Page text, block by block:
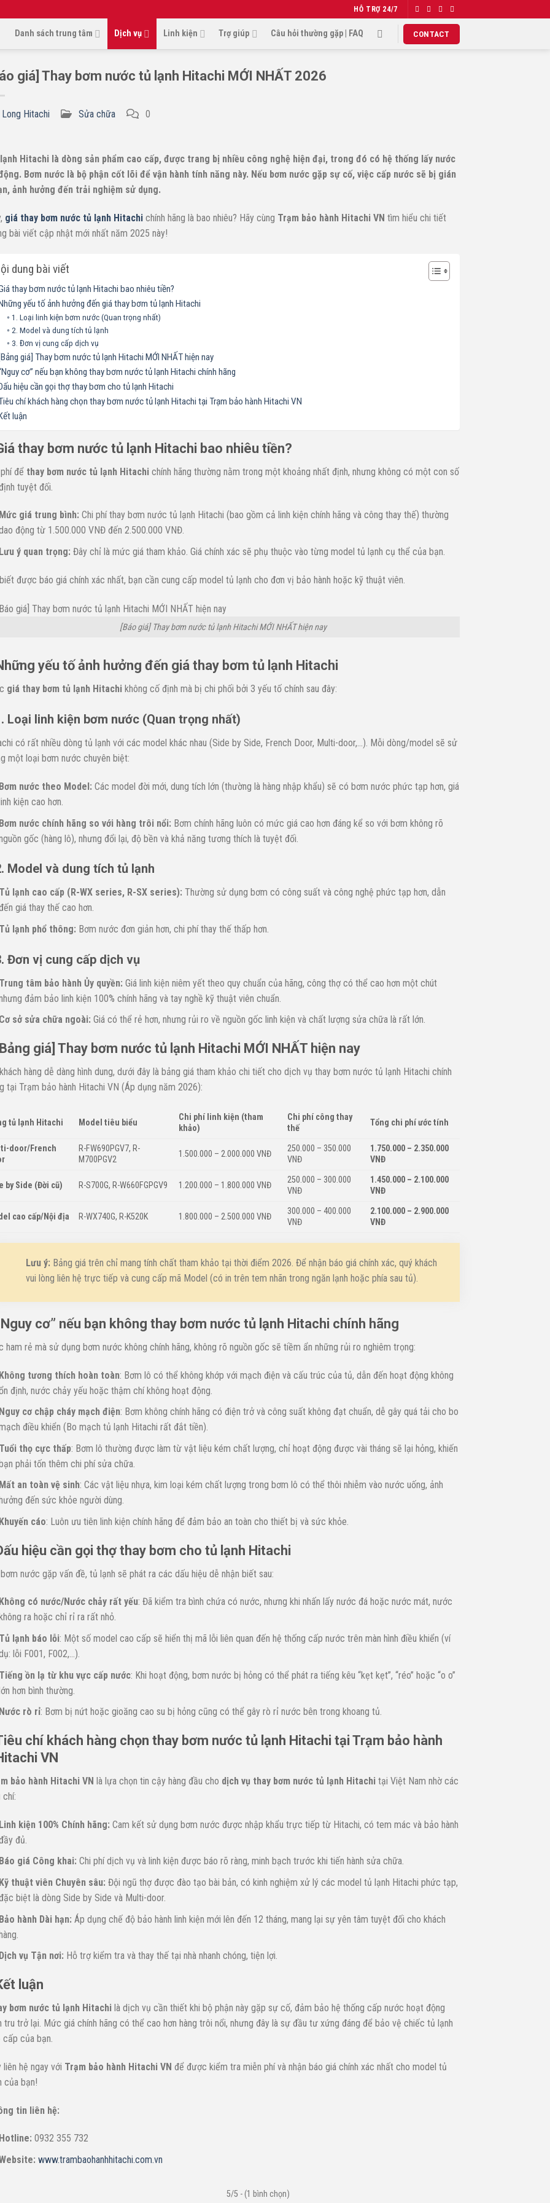
HỖ TRỢ 24/7
Danh sách trung tâm Dịch vụ Linh kiện Trợ giúp Câu hỏi thường gặp | FAQ CONTACT
giá] Thay bơm nước tủ lạnh Hitachi MỚI NHẤT 2026
Long Hitachi Sửa chữa 0
Hitachi là dòng sản phẩm cao cấp, được trang bị nhiều công nghệ hiện đại, trong đó có hệ thống lấy nước
Bơm nước là bộ phận cốt lõi để vận hành tính năng này. Nếu bơm nước gặp sự cố, việc cấp nước sẽ bị gián
ảnh hưởng đến trải nghiệm sử dụng.
giá thay bơm nước tủ lạnh Hitachichính hãng là bao nhiêu? Hãy cùng Trạm bảo hành Hitachi VN tìm hiểu chi tiết
bài viết cập nhật mới nhất năm 2025 này!
dung bài viết
thay bơm nước tủ lạnh Hitachi bao nhiêu tiền?
yếu tố ảnh hưởng đến giá thay bơm tủ lạnh Hitachi
1. Loại linh kiện bơm nước (Quan trọng nhất)
2. Model và dung tích tủ lạnh
3. Đơn vị cung cấp dịch vụ
giá] Thay bơm nước tủ lạnh Hitachi MỚI NHẤT hiện nay
cơ” nếu bạn không thay bơm nước tủ lạnh Hitachi chính hãng
hiệu cần gọi thợ thay bơm cho tủ lạnh Hitachi
chí khách hàng chọn thay bơm nước tủ lạnh Hitachi tại Trạm bảo hành Hitachi VN
luận
thay bơm nước tủ lạnh Hitachi bao nhiêu tiền?
để thay bơm nước tủ lạnh Hitachichính hãng thường nằm trong một khoảng nhất định, nhưng không có một con số
tuyệt đối.
giá trung bình: Chi phí thay bơm nước tủ lạnh Hitachi (bao gồm cả linh kiện chính hãng và công thay thế) thường
động từ 1.500.000 VNĐ đến 2.500.000 VNĐ.
ý quan trọng: Đây chỉ là mức giá tham khảo. Giá chính xác sẽ phụ thuộc vào từng model tủ lạnh cụ thể của bạn.
được báo giá chính xác nhất, bạn cần cung cấp model tủ lạnh cho đơn vị bảo hành hoặc kỹ thuật viên.
[Báo giá] Thay bơm nước tủ lạnh Hitachi MỚI NHẤT hiện nay
yếu tố ảnh hưởng đến giá thay bơm tủ lạnh Hitachi
giá thay bơm tủ lạnh Hitachikhông cố định mà bị chi phối bởi 3 yếu tố chính sau đây:
Loại linh kiện bơm nước (Quan trọng nhất)
có rất nhiều dòng tủ lạnh với các model khác nhau (Side by Side, French Door, Multi-door,…). Mỗi dòng/model sẽ sử
một loại bơm nước chuyên biệt:
nước theo Model: Các model đời mới, dung tích lớn (thường là hàng nhập khẩu) sẽ có bơm nước phức tạp hơn, giá
kiện cao hơn.
nước chính hãng so với hàng trôi nổi: Bơm chính hãng luôn có mức giá cao hơn đáng kể so với bơm không rõ
gốc (hàng lô), nhưng đổi lại, độ bền và khả năng tương thích là tuyệt đối.
Model và dung tích tủ lạnh
lạnh cao cấp (R-WX series, R-SX series): Thường sử dụng bơm có công suất và công nghệ phức tạp hơn, dẫn
giá thay thế cao hơn.
lạnh phổ thông: Bơm nước đơn giản hơn, chi phí thay thế thấp hơn.
Đơn vị cung cấp dịch vụ
tâm bảo hành Ủy quyền: Giá linh kiện niêm yết theo quy chuẩn của hãng, công thợ có thể cao hơn một chút
đảm bảo linh kiện 100% chính hãng và tay nghề kỹ thuật viên chuẩn.
sở sửa chữa ngoài: Giá có thể rẻ hơn, nhưng rủi ro về nguồn gốc linh kiện và chất lượng sửa chữa là rất lớn.
giá] Thay bơm nước tủ lạnh Hitachi MỚI NHẤT hiện nay
hàng dễ dàng hình dung, dưới đây là bảng giá tham khảo chi tiết cho dịch vụ thay bơm nước tủ lạnh Hitachi chính
tại Trạm bảo hành Hitachi VN (Áp dụng năm 2026):
tủ lạnh Hitachi Model tiêu biểu
Chi phí linh kiện (tham
khảo)
Chi phí công thay
thế
Tổng chi phí ước tính
door/French
R-FW690PGV7, R-
M700PGV2
1.500.000 – 2.000.000 VNĐ
250.000 – 350.000
VNĐ
1.750.000 – 2.350.000
VNĐ
by Side (Đời cũ) R-S700G, R-W660FGPGV9 1.200.000 – 1.800.000 VNĐ
250.000 – 300.000
VNĐ
1.450.000 – 2.100.000
VNĐ
cao cấp/Nội địa R-WX740G, R-K520K 1.800.000 – 2.500.000 VNĐ
300.000 – 400.000
VNĐ
2.100.000 – 2.900.000
VNĐ
Lưu ý: Bảng giá trên chỉ mang tính chất tham khảo tại thời điểm 2026. Để nhận báo giá chính xác, quý khách
vui lòng liên hệ trực tiếp và cung cấp mã Model (có in trên tem nhãn trong ngăn lạnh hoặc phía sau tủ).
cơ” nếu bạn không thay bơm nước tủ lạnh Hitachi chính hãng
ham rẻ mà sử dụng bơm nước không chính hãng, không rõ nguồn gốc sẽ tiềm ẩn những rủi ro nghiêm trọng:
tương thích hoàn toàn: Bơm lô có thể không khớp với mạch điện và cấu trúc của tủ, dẫn đến hoạt động không
định, nước chảy yếu hoặc thậm chí không hoạt động.
cơ chập cháy mạch điện: Bơm không chính hãng có điện trở và công suất không đạt chuẩn, dễ gây quá tải cho bo
điều khiển (Bo mạch tủ lạnh Hitachi rất đắt tiền).
thọ cực thấp: Bơm lô thường được làm từ vật liệu kém chất lượng, chỉ hoạt động được vài tháng sẽ lại hỏng, khiến
phải tốn thêm chi phí sửa chữa.
an toàn vệ sinh: Các vật liệu nhựa, kim loại kém chất lượng trong bơm lô có thể thôi nhiễm vào nước uống, ảnh
đến sức khỏe người dùng.
cáo: Luôn ưu tiên linh kiện chính hãng để đảm bảo an toàn cho thiết bị và sức khỏe.
hiệu cần gọi thợ thay bơm cho tủ lạnh Hitachi
nước gặp vấn đề, tủ lạnh sẽ phát ra các dấu hiệu dễ nhận biết sau:
có nước/Nước chảy rất yếu: Đã kiểm tra bình chứa có nước, nhưng khi nhấn lấy nước đá hoặc nước mát, nước
ra hoặc chỉ rỉ ra rất nhỏ.
lạnh báo lỗi: Một số model cao cấp sẽ hiển thị mã lỗi liên quan đến hệ thống cấp nước trên màn hình điều khiển (ví
lỗi F001, F002,…).
ồn lạ từ khu vực cấp nước: Khi hoạt động, bơm nước bị hỏng có thể phát ra tiếng kêu “kẹt kẹt”, “réo” hoặc “o o”
hơn bình thường.
rò rỉ: Bơm bị nứt hoặc gioăng cao su bị hỏng cũng có thể gây rò rỉ nước bên trong khoang tủ.
chí khách hàng chọn thay bơm nước tủ lạnh Hitachi tại Trạm bảo hành
VN
bảo hành Hitachi VN là lựa chọn tin cậy hàng đầu cho dịch vụ thay bơm nước tủ lạnh Hitachitại Việt Nam nhờ các
chí:
kiện 100% Chính hãng: Cam kết sử dụng bơm nước được nhập khẩu trực tiếp từ Hitachi, có tem mác và bảo hành
đủ.
giá Công khai: Chi phí dịch vụ và linh kiện được báo rõ ràng, minh bạch trước khi tiến hành sửa chữa.
thuật viên Chuyên sâu: Đội ngũ thợ được đào tạo bài bản, có kinh nghiệm xử lý các model tủ lạnh Hitachi phức tạp,
biệt là dòng Side by Side và Multi-door.
hành Dài hạn: Áp dụng chế độ bảo hành linh kiện mới lên đến 12 tháng, mang lại sự yên tâm tuyệt đối cho khách
vụ Tận nơi: Hỗ trợ kiểm tra và thay thế tại nhà nhanh chóng, tiện lợi.
luận
bơm nước tủ lạnh Hitachilà dịch vụ cần thiết khi bộ phận này gặp sự cố, đảm bảo hệ thống cấp nước hoạt động
tru trở lại. Mức giá chính hãng có thể cao hơn hàng trôi nổi, nhưng đây là sự đầu tư xứng đáng để bảo vệ chiếc tủ lạnh
cấp của bạn.
liên hệ ngay với Trạm bảo hành Hitachi VN để được kiểm tra miễn phí và nhận báo giá chính xác nhất cho model tủ
của bạn!
tin liên hệ:
0932 355 732
www.trambaohanhhitachi.com.vn
5/5 - (1 bình chọn)